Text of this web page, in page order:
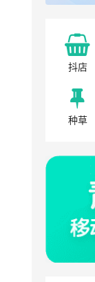
抖店
种草